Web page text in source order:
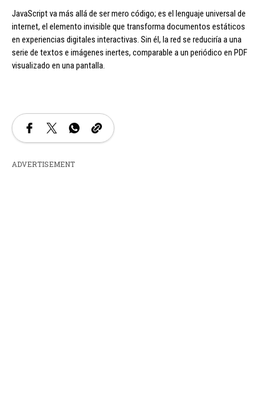
JavaScript va más allá de ser mero código; es el lenguaje universal de
internet, el elemento invisible que transforma documentos estáticos
en experiencias digitales interactivas. Sin él, la red se reduciría a una
serie de textos e imágenes inertes, comparable a un periódico en PDF
visualizado en una pantalla.
ADVERTISEMENT